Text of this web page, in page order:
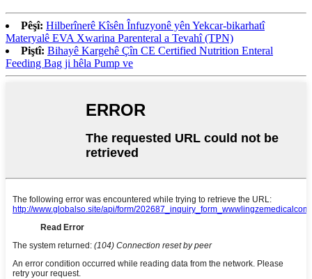
Pêşî: Hilberînerê Kîsên Înfuzyonê yên Yekcar-bikarhatî
Materyalê EVA Xwarina Parenteral a Tevahî (TPN)
Piştî: Bihayê Kargehê Çîn CE Certified Nutrition Enteral
Feeding Bag ji hêla Pump ve